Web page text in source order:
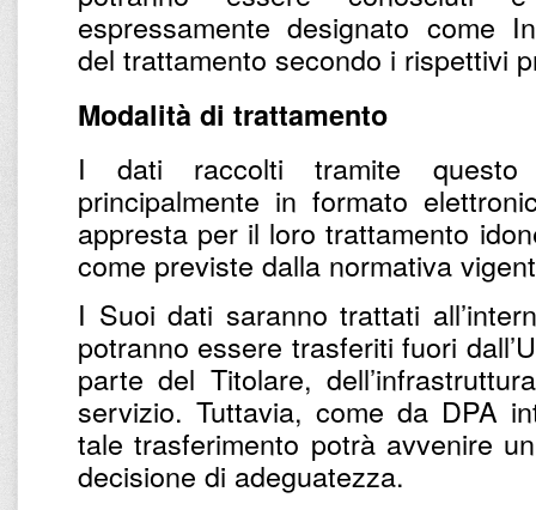
espressamente designato come
del trattamento secondo i rispettivi
Modalità di trattamento
I dati raccolti tramite
principalmente in formato
appresta per il loro trattamento
come previste dalla normativa
I Suoi dati saranno trattati
potranno essere trasferiti fuori
parte del Titolare,
servizio. Tuttavia, come da DPA
tale trasferimento potrà avvenire
decisione di adeguatezza.